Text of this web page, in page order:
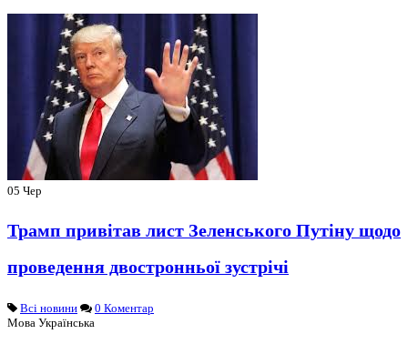
05 Чер
Трамп привітав лист Зеленського Путіну щодо
проведення двостронньої зустрічі
Всі новини
0 Коментар
Мова Українська